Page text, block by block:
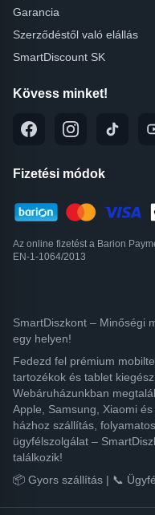
Garancia
Szerződéstől való elállás
SmartDiscount SK
Kövess minket!
Fizetési módok
Az online fizetést a Barion
EN-1-1064/2013
SmartDiszkont – Minőségi
egy helyen!
Fedezd fel prémium
tartozékok és tablet
Webáruházunkban
Apple, Samsung, Xiaomi
házhoz szállítás,
ügyfélszolgálat –
találkozik!
📦 Gyors szállítás | 📞